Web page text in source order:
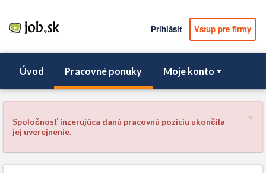
Prihlásiť Vstup pre firmy
Úvod Pracovné ponuky Moje konto
×
Spoločnosť inzerujúca danú pracovnú pozíciu ukončila
jej uverejnenie.